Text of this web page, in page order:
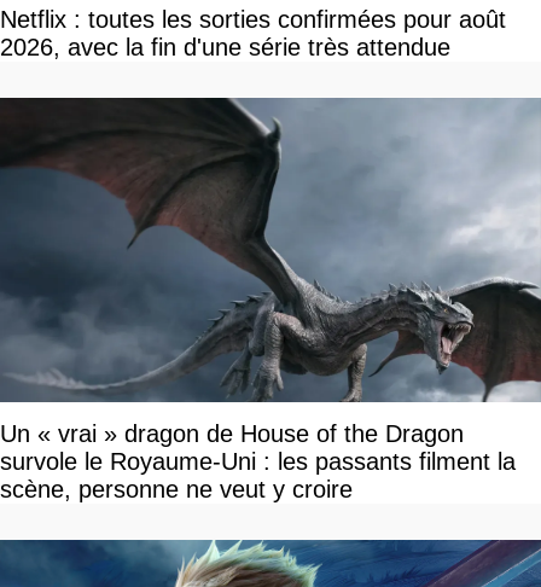
Netflix : toutes les sorties confirmées pour août
2026, avec la fin d'une série très attendue
Un « vrai » dragon de House of the Dragon
survole le Royaume-Uni : les passants filment la
scène, personne ne veut y croire